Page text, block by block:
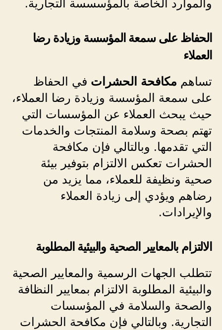
والموارد الخاصة بالمؤسسسة التجارية.
الحفاظ على سمعة المؤسسة وزيادة رضا
العملاء
تساهم مكافحة الحشرات في الحفاظ
على سمعة المؤسسة وزيادة رضا العملاء،
حيث يبحث العملاء عن المؤسسات التي
تهتم بصحة وسلامة المنتجات والخدمات
التي تقدمها. وبالتالي فإن مكافحة
الحشرات تعكس الالتزام بتوفير بيئة
صحية ونظيفة للعملاء، مما يزيد من
رضاهم ويؤدي إلى زيادة العملاء
والإيرادات.
الالتزام بالمعايير الصحية والبيئية المطلوبة
تتطلب الجهات الرسمية والمعايير الصحية
والبيئية المطلوبة الالتزام بمعايير النظافة
والصحة والسلامة في المؤسسات
التجارية. وبالتالي فإن مكافحة الحشرات